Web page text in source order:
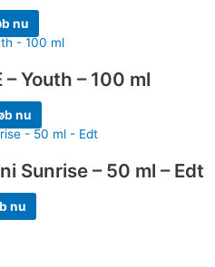
nu
– Youth – 100 ml
nu
Sunrise – 50 ml – Edt
nu